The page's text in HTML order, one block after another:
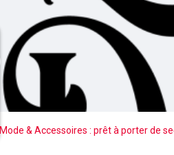
Mode & Accessoires : prêt à porter de